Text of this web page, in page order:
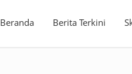
Beranda Berita Terkini